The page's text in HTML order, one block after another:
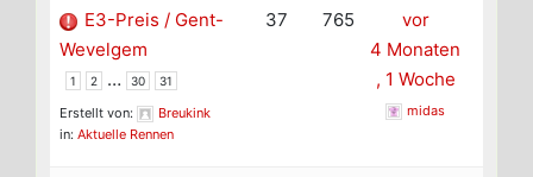
E3-Preis / Gent-
Wevelgem
1 2 … 30 31
Erstellt von:
Breukink
in: Aktuelle Rennen
37 765
vor
4 Monaten
, 1 Woche
midas